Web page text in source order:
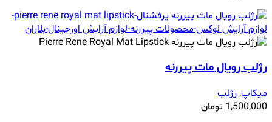
رژلب رویال مات پیررنه
میکاپ,رژلب
1,500,000 تومان